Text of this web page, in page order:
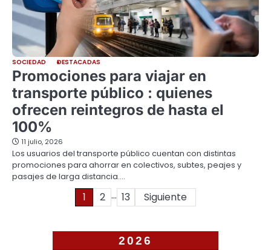
SOCIEDAD DESTACADAS
Promociones para viajar en
transporte público : quienes
ofrecen reintegros de hasta el
100%
11 julio, 2026
Los usuarios del transporte público cuentan con distintas
promociones para ahorrar en colectivos, subtes, peajes y
pasajes de larga distancia.…
Paginación1 2 … 13 Siguiente
2026